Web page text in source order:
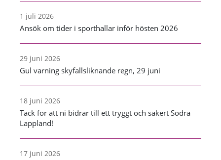
1 juli 2026
Ansök om tider i sporthallar inför hösten 2026
29 juni 2026
Gul varning skyfallsliknande regn, 29 juni
18 juni 2026
Tack för att ni bidrar till ett tryggt och säkert Södra
Lappland!
17 juni 2026